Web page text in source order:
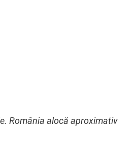
România alocă aproximativ